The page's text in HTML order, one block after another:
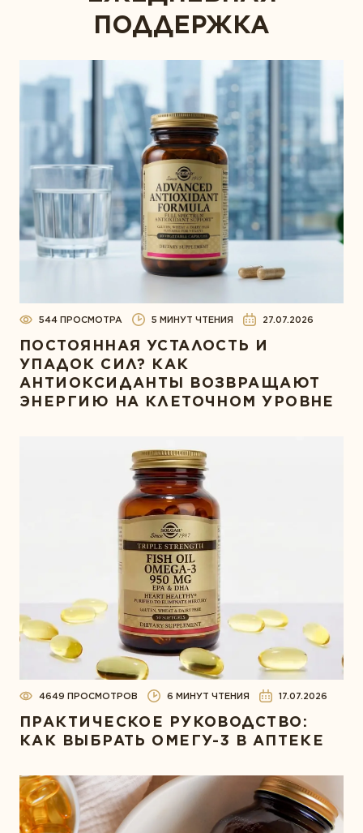
ПОДДЕРЖКА
544 ПРОСМОТРА 5 МИНУТ ЧТЕНИЯ 27.07.2026
ПОСТОЯННАЯ УСТАЛОСТЬ И
УПАДОК СИЛ? КАК
АНТИОКСИДАНТЫ ВОЗВРАЩАЮТ
ЭНЕРГИЮ НА КЛЕТОЧНОМ УРОВНЕ
4649 ПРОСМОТРОВ 6 МИНУТ ЧТЕНИЯ 17.07.2026
ПРАКТИЧЕСКОЕ РУКОВОДСТВО:
КАК ВЫБРАТЬ ОМЕГУ-3 В АПТЕКЕ